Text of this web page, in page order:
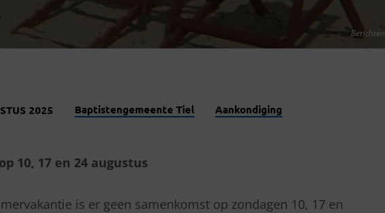
Berichten
2025 Baptistengemeente Tiel Aankondiging
10, 17 en 24 augustus
is er geen samenkomst op zondagen 10, 17 en